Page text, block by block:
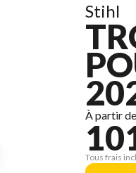
Stihl
À partir de
Tous frais